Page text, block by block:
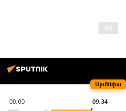
Արմենիա
09:00 09:34